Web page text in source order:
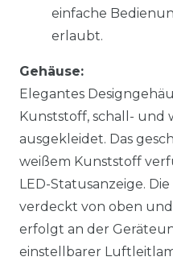
einfache
erlaubt.
Gehäuse:
Elegantes
Kunststoff, schall- und
ausgekleidet. Das
weißem Kunststoff
LED-Statusanzeige.
verdeckt von oben
erfolgt an der
einstellbarer